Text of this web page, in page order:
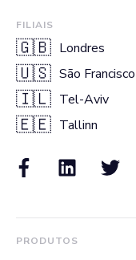
FILIAIS
🇬🇧 Londres
🇺🇸 São Francisco
🇮🇱 Tel-Aviv
🇪🇪 Tallinn
PRODUTOS